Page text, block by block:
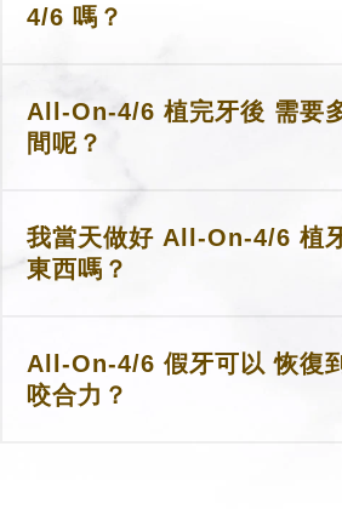
4/6 嗎？
All-On-4/6 植完牙後 需要
間呢？
我當天做好 All-On-4/6 植
東西嗎？
All-On-4/6 假牙可以 恢復
咬合力？